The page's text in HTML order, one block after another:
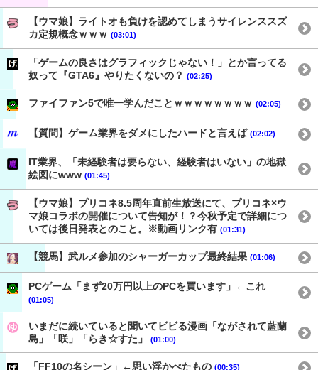
【ウマ娘】ライトオも負けを認めてしまうサイレンススズ
カ定規概念ｗｗｗ (03:01)
「ゲームの良さはグラフィックじゃない！」とか言ってる
奴って『GTA6』やりたくないの？ (02:25)
ファイファン5で唯一学んだことｗｗｗｗｗｗｗｗ (02:05)
【質問】ゲーム業界をダメにしたハードと言えば (02:02)
IT業界、「未経験者は要らない、経験者はいない」の地獄
絵図にwww (01:45)
【ウマ娘】プリコネ8.5周年直前生放送にて、プリコネ×ウ
マ娘コラボの開催について告知が！？今秋予定で詳細につ
いては後日発表とのこと。※動画リンク有 (01:31)
【競馬】武ルメ参加のシャーガーカップ最終結果 (01:06)
PCゲーム「まず20万円以上のPCを買います」←これ
(01:05)
いまだに続いていると聞いてビビる漫画「ながされて藍蘭
島」「咲」「らき☆すた」
(01:00)
「FF10の名シーン」←思い浮かべたもの (00:35)